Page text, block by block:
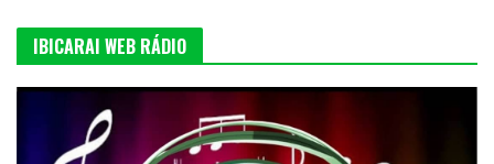
IBICARAI WEB RÁDIO